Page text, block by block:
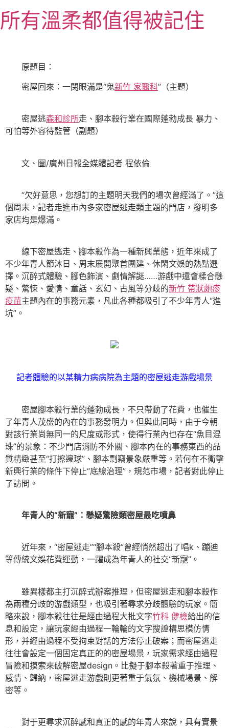
至
主所有溫柔都值得被記住
原題目：
密屋回來：一閉眼滿是“鬼新竹 家醫科”（主題）
密屋逃森和診所走、腳本殺行業在國際蓬勃成長 暴力、
可怕等外容待監管（副題）
文、圖/廣州日報全媒體記者 程依倫
“欠好意思，您想訂的主題明天我們的場次曾經滿了。”這
個周末，記者走進市內多家密屋逃走類主題的門店，發明多
家店均是爆滿。
線下密屋逃走、腳本殺作為一種新興業態，近年來成了
不少年青人節沐日、周末展開聚首團建、休閑文娛的熱點選
擇。沉醉式體驗、腳色飾演、劇情解謎……游戲中還會糅合懸
疑、驚悚、愛情、童話、玄幻、古風等分歧的新竹 帶狀皰疹
疫苗主題內在的事務元素，凡此各種都吸引了不少年青人“進
坑”。
記者體驗的以某精力病病院為主題的密屋逃走游戲場景
密屋腳本殺行業的蓬勃成長，不只帶動了花費，也催生
了年青人茂盛的內在的事務發明力。但與此同時，由于今朝
對該行業尚無同一的尺度或形式，使得行業內也存在“魚目混
珠”的景象：不少門店消防不外關、腳本內在的事務東西的品
質精緻甚至“打擦邊球”、腳本剽竊景象嚴重等。若何在不衝擊
新興行業的條件下停止“底線治理”，規范市場，記者對此停止
了訪問。
年青人的“新寵”：懸疑驚險類密屋最吃噴鼻
近年來，“密屋逃走”“腳本殺”曾經悄然超出了唱k、蹦迪
等傳統文娛花費運動，一躍成為年青人的社交“新寵”。
雖異樣都主打沉醉式辦案推理，但密屋逃走和腳本殺作
為兩種分歧的游戲類型，也吸引著尋求分歧體驗的玩家。簡
略來說，腳本殺往往是經由過程大批文字竹科 健檢給出的信
息和設定，讓玩家經由過程一輪輪的文字搜證構思模仿情
形，并經由過程不受拘束對話的方法停止破案；而密屋逃走
往往會設定一個固定真正的的密屋場景，玩家需求經由過程
冒險和摸索來破解密屋design。比擬于腳本殺著重于推理、
感情、歸納，密屋逃走游戲則更著重于氣氛、機械場景、解
密等。
對于更尋求沉醉感和真正的感的年青人來說，具有實景